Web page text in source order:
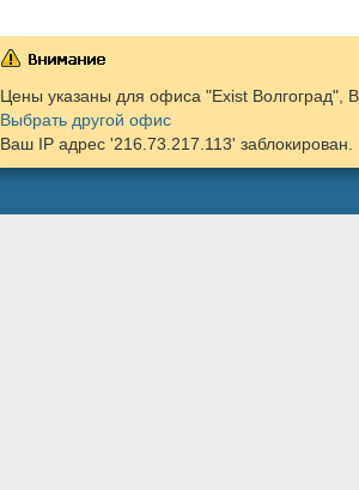
Цены указаны для офиса "Exist Волгоград",
Выбрать другой офис
Ваш IP адрес '216.73.217.113' заблокирован.